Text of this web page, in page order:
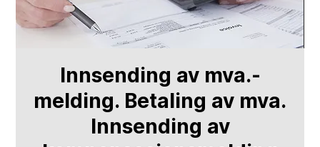
Innsending av mva.-
melding. Betaling av mva.
Innsending av